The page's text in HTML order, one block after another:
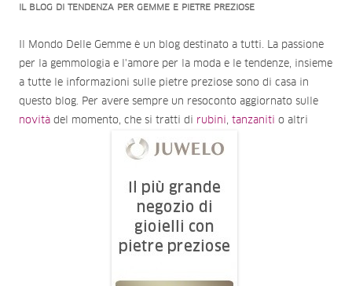
IL BLOG DI TENDENZA PER GEMME E PIETRE PREZIOSE
Il Mondo Delle Gemme è un blog destinato a tutti. La passione
per la gemmologia e l'amore per la moda e le tendenze, insieme
a tutte le informazioni sulle pietre preziose sono di casa in
questo blog. Per avere sempre un resoconto aggiornato sulle
novità del momento, che si tratti di rubini , tanzaniti o altri